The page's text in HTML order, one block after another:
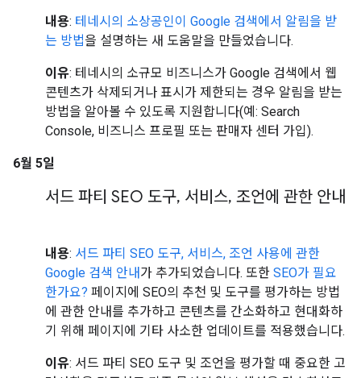
내용: 테네시의 소상공인이 Google 검색에서 알림을 받
는 방법을 설명하는 새 도움말을 만들었습니다.
이유: 테네시의 소규모 비즈니스가 Google 검색에서 웹
콘텐츠가 삭제되거나 표시가 제한되는 경우 알림을 받는
방법을 알아볼 수 있도록 지원합니다(예: Search
Console, 비즈니스 프로필 또는 판매자 센터 가입).
6월 5일
서드 파티 SEO 도구, 서비스, 조언에 관한 안내
내용: 서드 파티 SEO 도구, 서비스, 조언 사용에 관한
Google 검색 안내 가 추가되었습니다. 또한 SEO가 필요
한가요? 페이지에 SEO의 추천 및 도구를 평가하는 방법
에 관한 안내를 추가하고 콘텐츠를 간소화하고 현대화하
기 위해 페이지에 기타 사소한 업데이트를 적용했습니다.
이유: 서드 파티 SEO 도구 및 조언을 평가할 때 중요한 고